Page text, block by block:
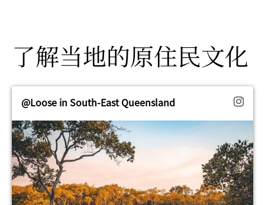
了解当地的原住民文化
@Loose in South-East Queensland